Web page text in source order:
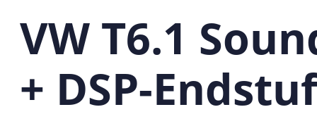
VW T6.1
+ DSP-